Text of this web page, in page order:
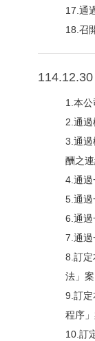
17.通
18.召
1.本
2.通過
3.通過
酬之
4.通過
5.通過
6.通過
7.通過
8.訂定
法」案
9.訂定
程序
10.訂